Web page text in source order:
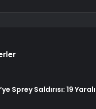
Sprey Saldırısı: 19 Yaralı